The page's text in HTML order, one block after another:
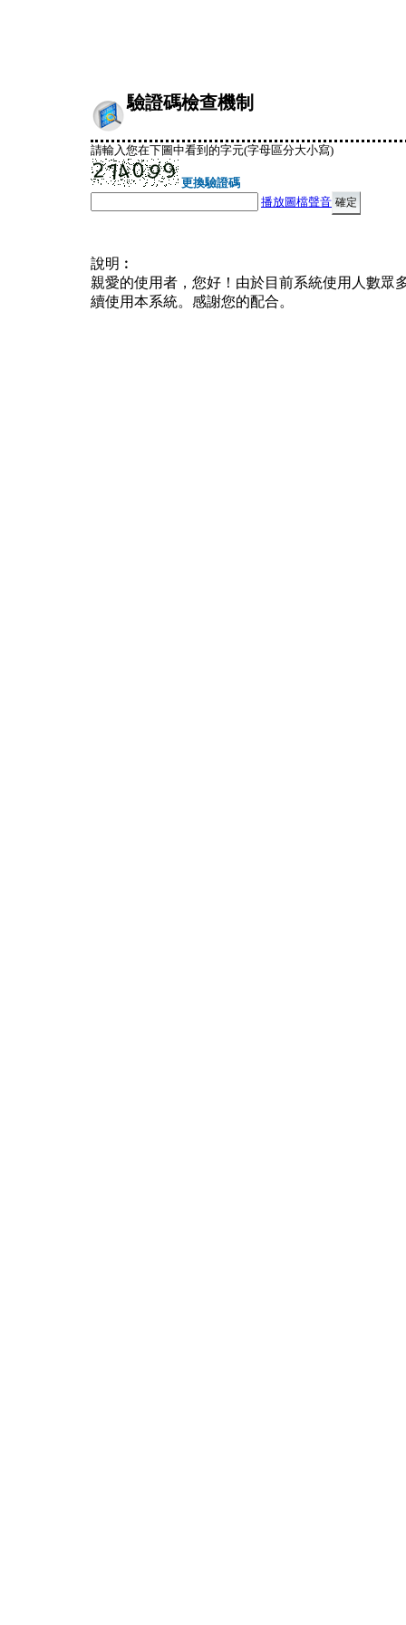
驗證碼檢查機制
請輸入您在下圖中看到的字元(字母區分大小寫)
更換驗證碼
播放圖檔聲音
說明︰
親愛的使用者，您好！由於目前系統使用人數眾
續使用本系統。感謝您的配合。